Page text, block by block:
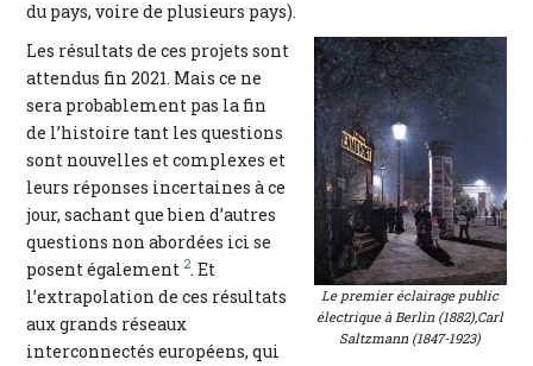
du pays, voire de plusieurs pays).
Le premier éclairage public
électrique à Berlin (1882),Carl
Saltzmann (1847-1923)
Les résultats de ces projets sont
attendus fin 2021. Mais ce ne
sera probablement pas la fin
de l’histoire tant les questions
sont nouvelles et complexes et
leurs réponses incertaines à ce
jour, sachant que bien d’autres
questions non abordées ici se
posent également 2. Et
l’extrapolation de ces résultats
aux grands réseaux
interconnectés européens, qui